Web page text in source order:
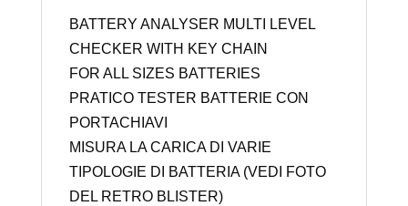
BATTERY ANALYSER MULTI LEVEL
CHECKER WITH KEY CHAIN
FOR ALL SIZES BATTERIES
PRATICO TESTER BATTERIE CON
PORTACHIAVI
MISURA LA CARICA DI VARIE
TIPOLOGIE DI BATTERIA (VEDI FOTO
DEL RETRO BLISTER)